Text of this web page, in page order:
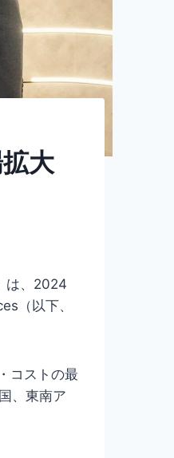
大
は、2024
（以下、
コストの最
、東南ア